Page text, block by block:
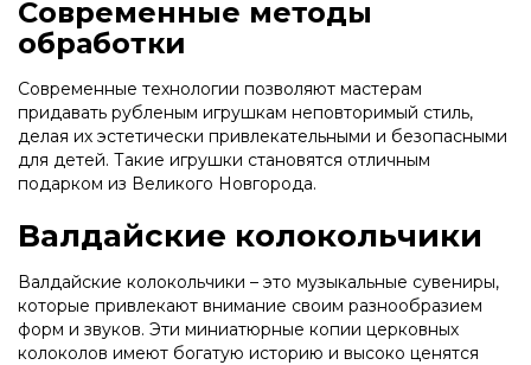
Современные методы
обработки
Современные технологии позволяют мастерам
придавать рубленым игрушкам неповторимый стиль,
делая их эстетически привлекательными и безопасными
для детей. Такие игрушки становятся отличным
подарком из Великого Новгорода.
Валдайские колокольчики
Валдайские колокольчики – это музыкальные сувениры,
которые привлекают внимание своим разнообразием
форм и звуков. Эти миниатюрные копии церковных
колоколов имеют богатую историю и высоко ценятся